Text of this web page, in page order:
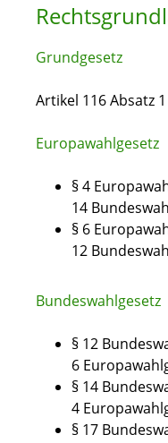
Grundgesetz
Artikel 116 Absatz
Europawahlgesetz
§ 4
14
§ 6
12
Bundeswahlgesetz
§ 12
6
§ 14
4
§ 17